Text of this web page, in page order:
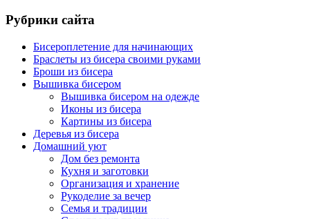
Рубрики сайта
Бисероплетение для начинающих
Браслеты из бисера своими руками
Броши из бисера
Вышивка бисером
Вышивка бисером на одежде
Иконы из бисера
Картины из бисера
Деревья из бисера
Домашний уют
Дом без ремонта
Кухня и заготовки
Организация и хранение
Рукоделие за вечер
Семья и традиции